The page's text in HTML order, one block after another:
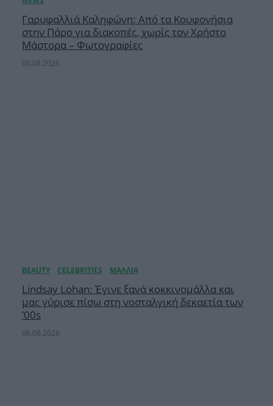
Γαρυφαλλιά Καληφώνη: Από τα Κουφονήσια
στην Πάρο για διακοπές, χωρίς τον Χρήστο
Μάστορα – Φωτογραφίες
06.08.2026
Lindsay Lohan: Έγινε ξανά κοκκινομάλλα και
μας γύρισε πίσω στη νοσταλγική δεκαετία των
’00s
06.08.2026